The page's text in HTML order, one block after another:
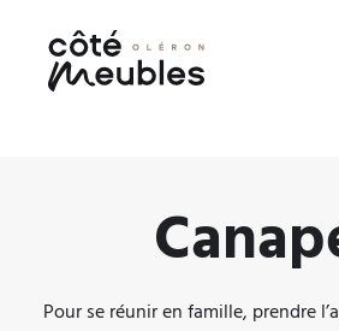
Pour se réunir en famille, prendre